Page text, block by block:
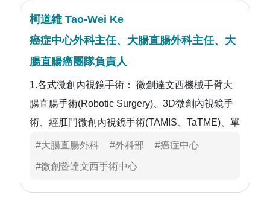
柯道維 Tao-Wei Ke
癌症中心外科主任、大腸直腸外科主任、大
腸直腸癌團隊負責人
1.各式微創內視鏡手術： 微創達文西機械手臂大
腸直腸手術(Robotic Surgery)、3D微創內視鏡手
術、經肛門微創內視鏡手術(TAMIS、TaTME)、單
孔腹腔鏡手術(SILS)、自然出口腹腔鏡手術
(NOSE)、一般傳統腹腔鏡手術(Laparoscopy)。
#大腸直腸外科 #外科部 #癌症中心
#微創暨達文西手術中心